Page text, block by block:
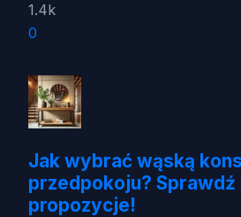
1.4k
0
Jak wybrać wąską
przedpokoju? Sprawdź
propozycje!